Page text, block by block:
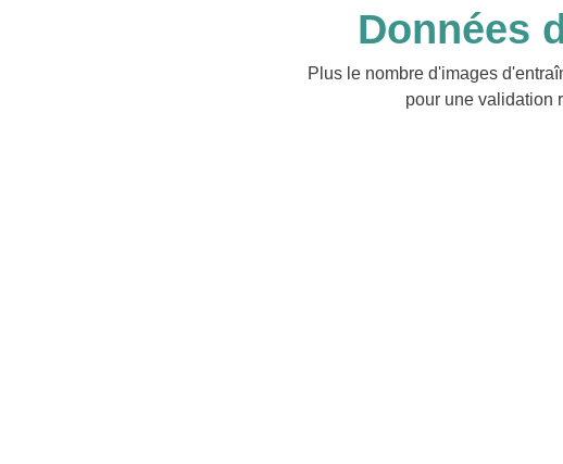
Données
Plus le nombre d'images
pour une validation